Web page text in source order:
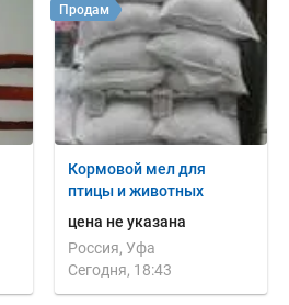
Кормовой мел для
птицы и животных
цена не указана
Россия, Уфа
Сегодня, 18:43
Продам